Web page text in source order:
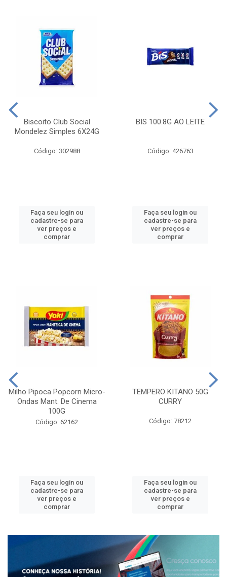
Biscoito Club Social
Mondelez Simples 6X24G
Código: 302988
Faça seu login ou
cadastre-se para
ver preços e
comprar
BIS 100.8G AO LEITE
Código: 426763
Faça seu login ou
cadastre-se para
ver preços e
comprar
Milho Pipoca Popcorn Micro-
Ondas Mant. De Cinema
100G
Código: 62162
Faça seu login ou
cadastre-se para
ver preços e
comprar
TEMPERO KITANO 50G
CURRY
Código: 78212
Faça seu login ou
cadastre-se para
ver preços e
comprar